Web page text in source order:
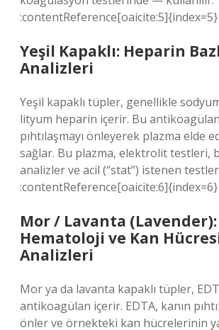
:contentReference[oaicite:5]{index=5}
Yeşil Kapaklı: Heparin
Analizleri
Yeşil kapaklı tüpler, genellikle
lityum heparin içerir. Bu
pıhtılaşmayı önleyerek plazma elde
sağlar. Bu plazma, elektrolit testleri,
analizler ve acil (“stat”) istenen
:contentReference[oaicite:6]{index=6}
Mor / Lavanta (Lavender):
Hematoloji ve Kan
Analizleri
Mor ya da lavanta kapaklı tüpler,
antikoagülan içerir. EDTA, kanın
önler ve örnekteki kan hücrelerinin